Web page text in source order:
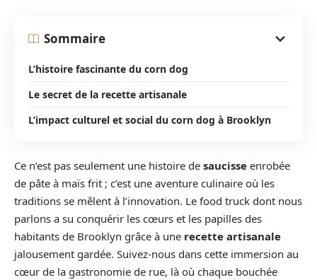
Sommaire
L’histoire fascinante du corn dog
Le secret de la recette artisanale
L’impact culturel et social du corn dog à Brooklyn
Ce n’est pas seulement une histoire de saucisse enrobée
de pâte à maïs frit ; c’est une aventure culinaire où les
traditions se mêlent à l’innovation. Le food truck dont nous
parlons a su conquérir les cœurs et les papilles des
habitants de Brooklyn grâce à une recette artisanale
jalousement gardée. Suivez-nous dans cette immersion au
cœur de la gastronomie de rue, là où chaque bouchée